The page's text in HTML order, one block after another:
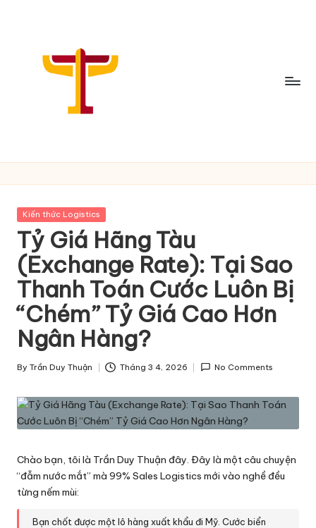
C
h
i
a
S
ẻ
T
h
ô
n
g
T
i
n
v
Posted
Kiến thức Logistics
Tỷ Giá Hãng Tàu
(Exchange Rate): Tại Sao
Thanh Toán Cước Luôn Bị
“Chém” Tỷ Giá Cao Hơn
Ngân Hàng?
Posted
By Trần Duy Thuận Tháng 3 4, 2026 No Comments
Chào bạn, tôi là Trần Duy Thuận đây. Đây là một câu chuyện
“đẫm nước mắt” mà 99% Sales Logistics mới vào nghề đều
từng nếm mùi:
Bạn chốt được một lô hàng xuất khẩu đi Mỹ. Cước biển